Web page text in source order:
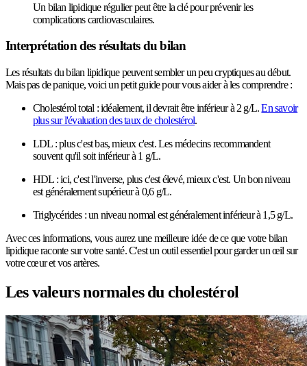
Un bilan lipidique régulier peut être la clé pour prévenir les
complications cardiovasculaires.
Interprétation des résultats du bilan
Les résultats du bilan lipidique peuvent sembler un peu cryptiques au début.
Mais pas de panique, voici un petit guide pour vous aider à les comprendre :
Cholestérol total : idéalement, il devrait être inférieur à 2 g/L.En savoir
plus sur l'évaluation des taux de cholestérol.
LDL : plus c'est bas, mieux c'est. Les médecins recommandent
souvent qu'il soit inférieur à 1 g/L.
HDL : ici, c'est l'inverse, plus c'est élevé, mieux c'est. Un bon niveau
est généralement supérieur à 0,6 g/L.
Triglycérides : un niveau normal est généralement inférieur à 1,5 g/L.
Avec ces informations, vous aurez une meilleure idée de ce que votre bilan
lipidique raconte sur votre santé. C'est un outil essentiel pour garder un œil sur
votre cœur et vos artères.
Les valeurs normales du cholestérol